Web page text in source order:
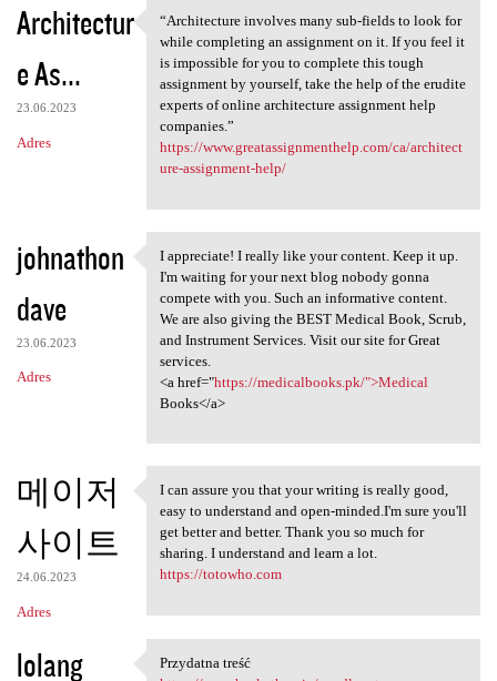
Architectur
e As...
23.06.2023
Adres
“Architecture involves many
“Architecture involves many sub-fields to look for
while completing an assignment on it. If you feel it
is impossible for you to complete this tough
assignment by yourself, take the help of the erudite
experts of online architecture assignment help
companies.”
https://www.greatassignmenthelp.com/ca/architect
ure-assignment-help/
johnathon
dave
23.06.2023
Adres
I appreciate! I really like
I appreciate! I really like your content. Keep it up.
I'm waiting for your next blog nobody gonna
compete with you. Such an informative content.
We are also giving the BEST Medical Book, Scrub,
and Instrument Services. Visit our site for Great
services.
<a href="https://medicalbooks.pk/">Medical
Books</a>
메이저
사이트
24.06.2023
Adres
I can assure you that your
I can assure you that your writing is really good,
easy to understand and open-minded.I'm sure you'll
get better and better. Thank you so much for
sharing. I understand and learn a lot.
https://totowho.com
lolang
Przydatna treść